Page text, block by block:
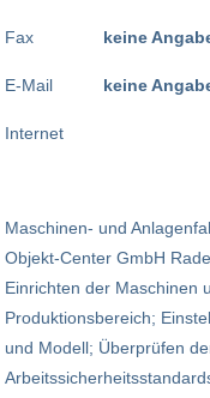
Fax
E-Mail
Internet
keine
keine
Maschinen- und
Objekt-Center GmbH
Einrichten der Maschinen
Produktionsbereich;
und Modell; Überprüfen